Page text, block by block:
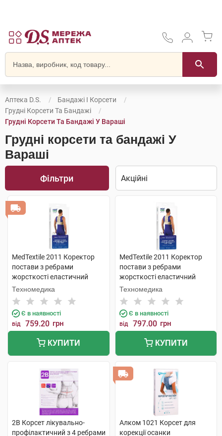
Аптека D.S.
Бандажі І Корсети
Грудні Корсети Та Бандажі
Грудні Корсети Та Бандажі У Вараші
Грудні корсети та бандажі У
Вараші
Фільтри
MedTextile 2011 Коректор
постави з ребрами
жорсткості еластичний
розмір L 1 шт
Техномедика
Є в наявності
від 759.20 грн
КУПИТИ
MedTextile 2011 Коректор
постави з ребрами
жорсткості еластичний
розмір М 1 шт
Техномедика
Є в наявності
від 797.00 грн
КУПИТИ
2B Корсет лікувально-
профілактичний з 4 ребрами
Алком 1021 Корсет для
корекції осанки